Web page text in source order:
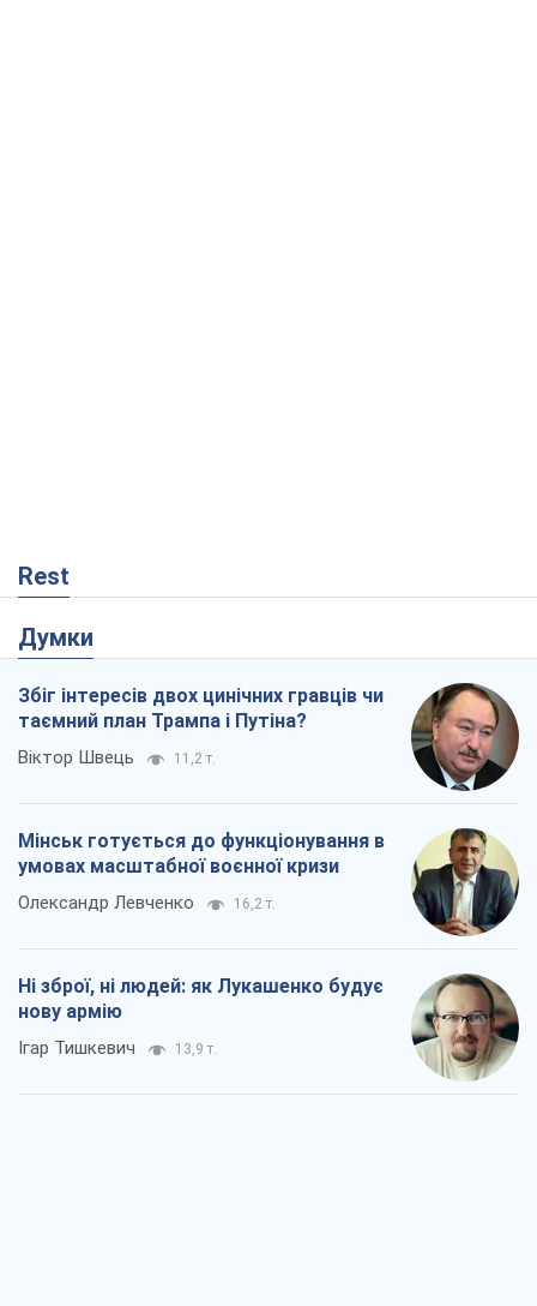
Rest
Думки
Збіг інтересів двох цинічних гравців чи
таємний план Трампа і Путіна?
Віктор Швець 11,2 т.
Мінськ готується до функціонування в
умовах масштабної воєнної кризи
Олександр Левченко 16,2 т.
Ні зброї, ні людей: як Лукашенко будує
нову армію
Ігар Тишкевич 13,9 т.